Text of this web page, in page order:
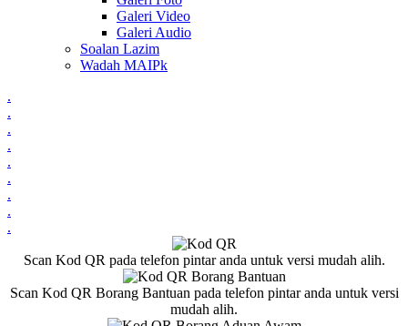
Galeri Video
Galeri Audio
Soalan Lazim
Wadah MAIPk
.
.
.
.
.
.
.
.
.
Scan Kod QR pada telefon pintar anda untuk versi mudah alih.
Scan Kod QR Borang Bantuan pada telefon pintar anda untuk versi
mudah alih.